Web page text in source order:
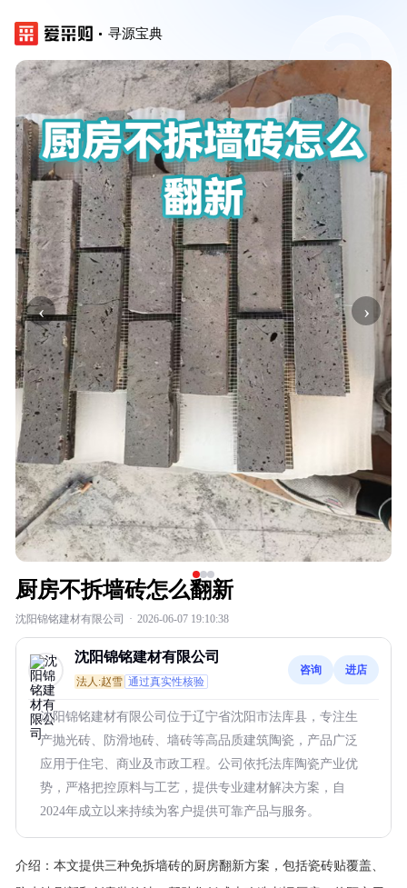
寻源宝典
‹ ›
厨房不拆墙砖怎么翻新
沈阳锦铭建材有限公司 · 2026-06-07 19:10:38
沈阳锦铭建材有限公司
法人:赵雪 通过真实性核验
咨询 进店
沈阳锦铭建材有限公司位于辽宁省沈阳市法库县，专注生
产抛光砖、防滑地砖、墙砖等高品质建筑陶瓷，产品广泛
应用于住宅、商业及市政工程。公司依托法库陶瓷产业优
势，严格把控原料与工艺，提供专业建材解决方案，自
2024年成立以来持续为客户提供可靠产品与服务。
介绍： 本文提供三种免拆墙砖的厨房翻新方案，包括瓷砖贴覆盖、